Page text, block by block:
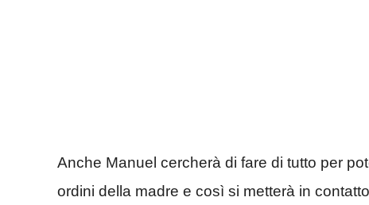
Anche Manuel cercherà di fare di tutto per
ordini della madre e così si metterà in